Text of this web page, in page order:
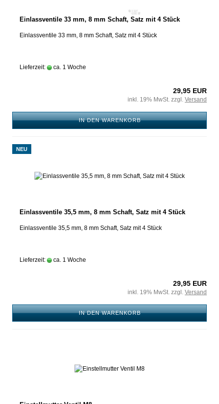
Einlassventile 33 mm, 8 mm Schaft, Satz mit 4 Stück
Einlassventile 33 mm, 8 mm Schaft, Satz mit 4 Stück
Lieferzeit: ca. 1 Woche
29,95 EUR
inkl. 19% MwSt. zzgl. Versand
IN DEN WARENKORB
NEU
Einlassventile 35,5 mm, 8 mm Schaft, Satz mit 4 Stück
Einlassventile 35,5 mm, 8 mm Schaft, Satz mit 4 Stück
Lieferzeit: ca. 1 Woche
29,95 EUR
inkl. 19% MwSt. zzgl. Versand
IN DEN WARENKORB